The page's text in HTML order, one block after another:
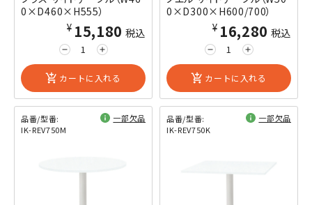
0×D460×H555）
remove add
¥15,180 税込
add_shopping_cart カートに入れる
0×D300×H600/700）
remove add
¥16,280 税込
add_shopping_cart カートに入れる
品番/型番:
IK-REV750M
一部欠品
品番/型番:
IK-REV750K
一部欠品